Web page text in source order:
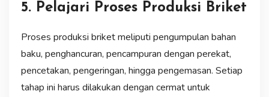
5. Pelajari Proses Produksi Briket
Proses produksi briket meliputi pengumpulan bahan
baku, penghancuran, pencampuran dengan perekat,
pencetakan, pengeringan, hingga pengemasan. Setiap
tahap ini harus dilakukan dengan cermat untuk